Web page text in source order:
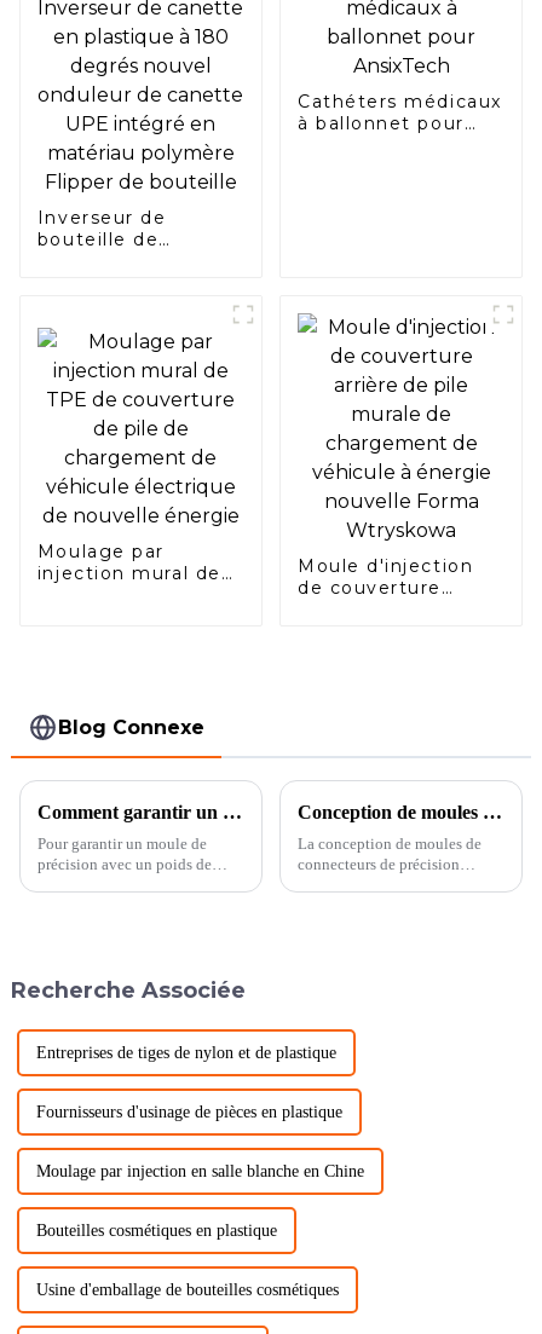
Inverseur de
bouteille de
Inverseur de
canette en
plastique à 180
degrés nouvel
onduleur de
canette UPE
intégré en matériau
polymère Flipper de
bouteille
Cathéters médicaux
à ballonnet pour
Moulage par
injection mural de
Moule d'injection
de couverture
Blog Connexe
Comment garantir un moule de précision avec un poids de pièce de 0,4 gramme
Pour garantir un moule de
précision avec un poids de
stable et de densité uniforme
Conception de moules de connecteurs de précision automobile
La conception de moules de
connecteurs de précision
Recherche Associée
Entreprises de tiges de nylon et de plastique
Fournisseurs d'usinage de pièces en plastique
Moulage par injection en salle blanche en Chine
Bouteilles cosmétiques en plastique
Usine d'emballage de bouteilles cosmétiques